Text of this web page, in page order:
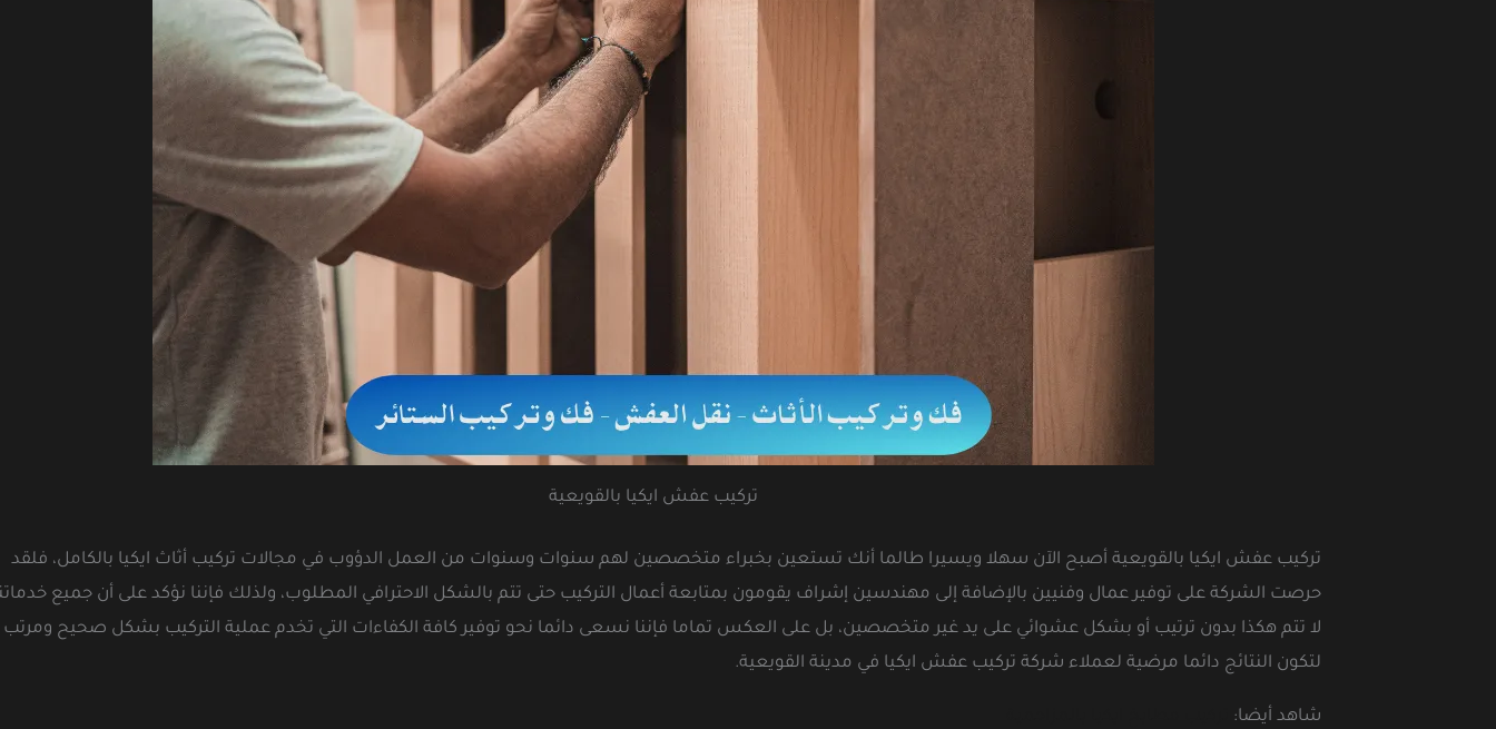
تركيب عفش ايكيا بالقويعية
تركيب عفش ايكيا بالقويعية أصبح الآن سهلا ويسيرا طالما أنك تستعين بخبراء متخصصين لهم سنوات وسنوات من العمل الدؤوب في مجالات تركيب أثاث ايكيا بالكامل، فلقد
حرصت الشركة على توفير عمال وفنيين بالإضافة إلى مهندسين إشراف يقومون بمتابعة أعمال التركيب حتى تتم بالشكل الاحترافي المطلوب، ولذلك فإننا نؤكد على أن جميع
لا تتم هكذا بدون ترتيب أو بشكل عشوائي على يد غير متخصصين، بل على العكس تماما فإننا نسعى دائما نحو توفير كافة الكفاءات التي تخدم عملية التركيب بشكل صحيح ومرتب
لتكون النتائج دائما مرضية لعملاء شركة تركيب عفش ايكيا في مدينة القويعية.
شاهد أيضا: